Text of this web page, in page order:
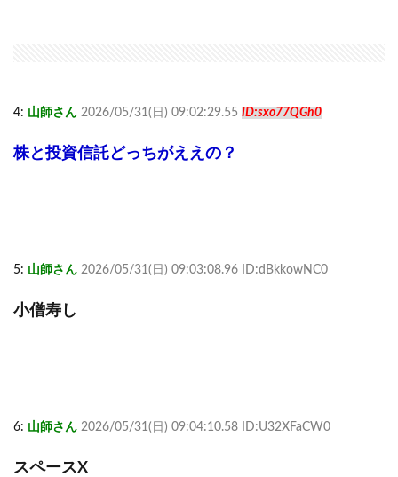
4: 山師さん 2026/05/31(日) 09:02:29.55 ID:sxo77QGh0
株と投資信託どっちがええの？
5: 山師さん 2026/05/31(日) 09:03:08.96 ID:dBkkowNC0
小僧寿し
6: 山師さん 2026/05/31(日) 09:04:10.58 ID:U32XFaCW0
スペースX